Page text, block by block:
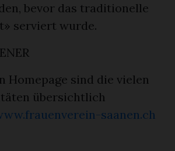
bevor das traditionelle
serviert wurde.
Homepage sind die vielen
übersichtlich
saanen.ch